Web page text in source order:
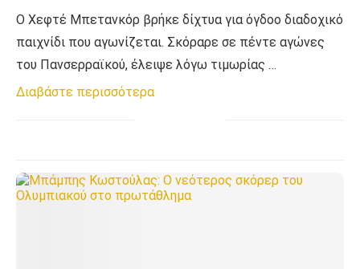
O Χεφτέ Μπετανκόρ βρήκε δίχτυα για όγδοο διαδοχικό
παιχνίδι που αγωνίζεται. Σκόραρε σε πέντε αγώνες
του Πανσερραϊκού, έλειψε λόγω τιμωρίας …
Διαβάστε περισσότερα